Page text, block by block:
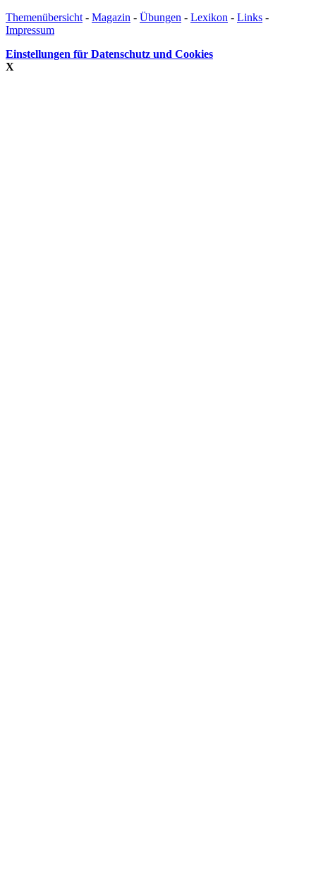
Themenübersicht - Magazin - Übungen - Lexikon - Links -
Impressum
Einstellungen für Datenschutz und Cookies
X